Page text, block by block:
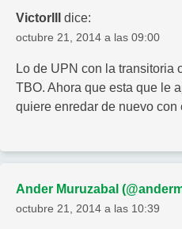
VictorIII dice:
octubre 21, 2014 a las 09:00
Lo de UPN con la transitoria
TBO. Ahora que esta que le
quiere enredar de nuevo con
Ander Muruzabal
octubre 21, 2014 a las 10:39